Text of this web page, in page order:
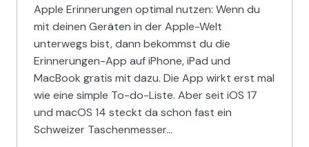
Apple Erinnerungen optimal nutzen: Wenn du
mit deinen Geräten in der Apple-Welt
unterwegs bist, dann bekommst du die
Erinnerungen-App auf iPhone, iPad und
MacBook gratis mit dazu. Die App wirkt erst mal
wie eine simple To-do-Liste. Aber seit iOS 17
und macOS 14 steckt da schon fast ein
Schweizer Taschenmesser…